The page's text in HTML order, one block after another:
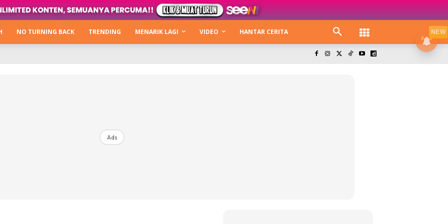
Hijabista
Next Level
NO TURNING BACK TRENDING MENARIK LAGI VIDEO HANTAR CERITA
Ads
NEW